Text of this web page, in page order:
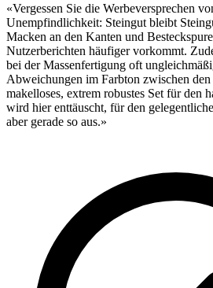
«Vergessen Sie die Werbeversprechen
Unempfindlichkeit: Steingut bleibt
Macken an den Kanten und
Nutzerberichten häufiger vorkommt.
bei der Massenfertigung oft
Abweichungen im Farbton zwischen
makelloses, extrem robustes Set für den
wird hier enttäuscht, für den
aber gerade so aus.»